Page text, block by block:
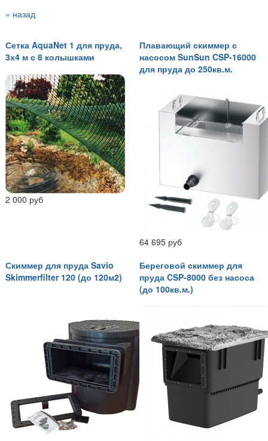
« назад
Сетка AquaNet 1 для пруда,
3х4 м с 8 колышками
2 000 руб
Плавающий скиммер с
насосом SunSun CSP-16000
для пруда до 250кв.м.
64 695 руб
Скиммер для пруда Savio
Skimmerfilter 120 (до 120м2)
Береговой скиммер для
пруда CSP-8000 без насоса
(до 100кв.м.)